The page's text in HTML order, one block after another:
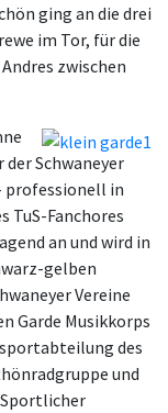
ging an die drei
im Tor, für die
zwischen
der Schwaneyer
professionell in
Fanchores
an und wird in
gelben
Vereine
Garde Musikkorps
des
und
Sportlicher